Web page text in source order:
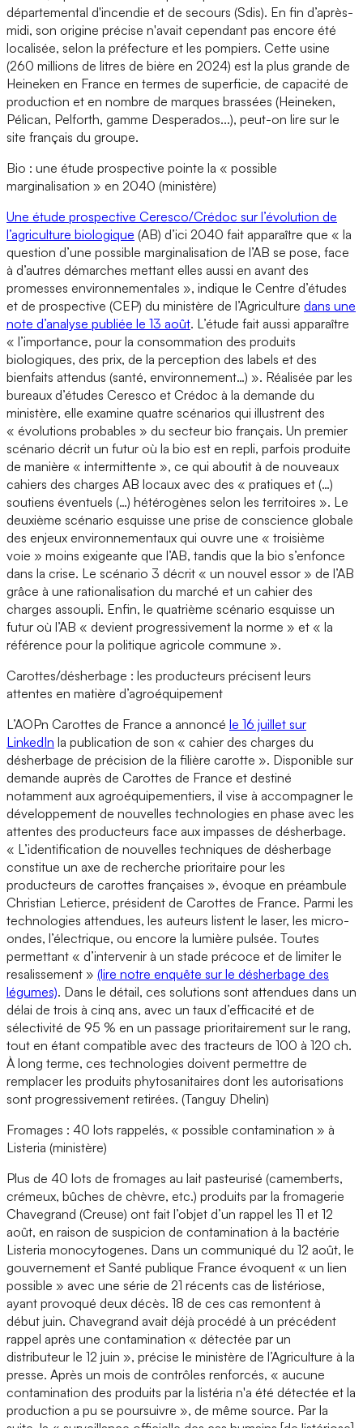
départemental d'incendie et de secours (Sdis). En fin d’après-
midi, son origine précise n'avait cependant pas encore été
localisée, selon la préfecture et les pompiers. Cette usine
(260 millions de litres de bière en 2024) est la plus grande de
Heineken en France en termes de superficie, de capacité de
production et en nombre de marques brassées (Heineken,
Pélican, Pelforth, gamme Desperados...), peut-on lire sur le
site français du groupe.
Bio : une étude prospective pointe la « possible
marginalisation » en 2040 (ministère)
Une étude prospective Ceresco/Crédoc sur l’évolution de
l’agriculture biologique (AB) d’ici 2040 fait apparaître que « la
question d’une possible marginalisation de l’AB se pose, face
à d’autres démarches mettant elles aussi en avant des
promesses environnementales », indique le Centre d’études
et de prospective (CEP) du ministère de l’Agriculture dans une
note d’analyse publiée le 13 août. L’étude fait aussi apparaître
« l’importance, pour la consommation des produits
biologiques, des prix, de la perception des labels et des
bienfaits attendus (santé, environnement…) ». Réalisée par les
bureaux d’études Ceresco et Crédoc à la demande du
ministère, elle examine quatre scénarios qui illustrent des
« évolutions probables » du secteur bio français. Un premier
scénario décrit un futur où la bio est en repli, parfois produite
de manière « intermittente », ce qui aboutit à de nouveaux
cahiers des charges AB locaux avec des « pratiques et (…)
soutiens éventuels (…) hétérogènes selon les territoires ». Le
deuxième scénario esquisse une prise de conscience globale
des enjeux environnementaux qui ouvre une « troisième
voie » moins exigeante que l’AB, tandis que la bio s’enfonce
dans la crise. Le scénario 3 décrit « un nouvel essor » de l’AB
grâce à une rationalisation du marché et un cahier des
charges assoupli. Enfin, le quatrième scénario esquisse un
futur où l’AB « devient progressivement la norme » et « la
référence pour la politique agricole commune ».
Carottes/désherbage : les producteurs précisent leurs
attentes en matière d’agroéquipement
L’AOPn Carottes de France a annoncé le 16 juillet sur
LinkedIn la publication de son « cahier des charges du
désherbage de précision de la filière carotte ». Disponible sur
demande auprès de Carottes de France et destiné
notamment aux agroéquipementiers, il vise à accompagner le
développement de nouvelles technologies en phase avec les
attentes des producteurs face aux impasses de désherbage.
« L’identification de nouvelles techniques de désherbage
constitue un axe de recherche prioritaire pour les
producteurs de carottes françaises », évoque en préambule
Christian Letierce, président de Carottes de France. Parmi les
technologies attendues, les auteurs listent le laser, les micro-
ondes, l’électrique, ou encore la lumière pulsée. Toutes
permettant « d’intervenir à un stade précoce et de limiter le
resalissement » (lire notre enquête sur le désherbage des
légumes). Dans le détail, ces solutions sont attendues dans un
délai de trois à cinq ans, avec un taux d’efficacité et de
sélectivité de 95 % en un passage prioritairement sur le rang,
tout en étant compatible avec des tracteurs de 100 à 120 ch.
À long terme, ces technologies doivent permettre de
remplacer les produits phytosanitaires dont les autorisations
sont progressivement retirées. (Tanguy Dhelin)
Fromages : 40 lots rappelés, « possible contamination » à
Listeria (ministère)
Plus de 40 lots de fromages au lait pasteurisé (camemberts,
crémeux, bûches de chèvre, etc.) produits par la fromagerie
Chavegrand (Creuse) ont fait l’objet d’un rappel les 11 et 12
août, en raison de suspicion de contamination à la bactérie
Listeria monocytogenes. Dans un communiqué du 12 août, le
gouvernement et Santé publique France évoquent « un lien
possible » avec une série de 21 récents cas de listériose,
ayant provoqué deux décès. 18 de ces cas remontent à
début juin. Chavegrand avait déjà procédé à un précédent
rappel après une contamination « détectée par un
distributeur le 12 juin », précise le ministère de l’Agriculture à la
presse. Après un mois de contrôles renforcés, « aucune
contamination des produits par la listéria n'a été détectée et la
production a pu se poursuivre », de même source. Par la